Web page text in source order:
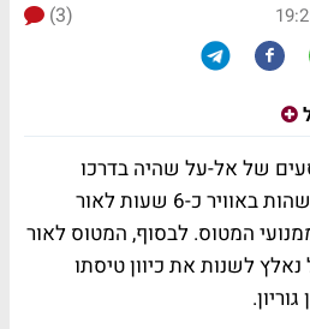
(3)
של אל-על שהיה בדרכו
מארה"ב לישראל, נאלץ לשהות באוויר כ-6 שעות לאור
המטוס. לבסוף, המטוס לאור
לשנות את כיוון טיסתו